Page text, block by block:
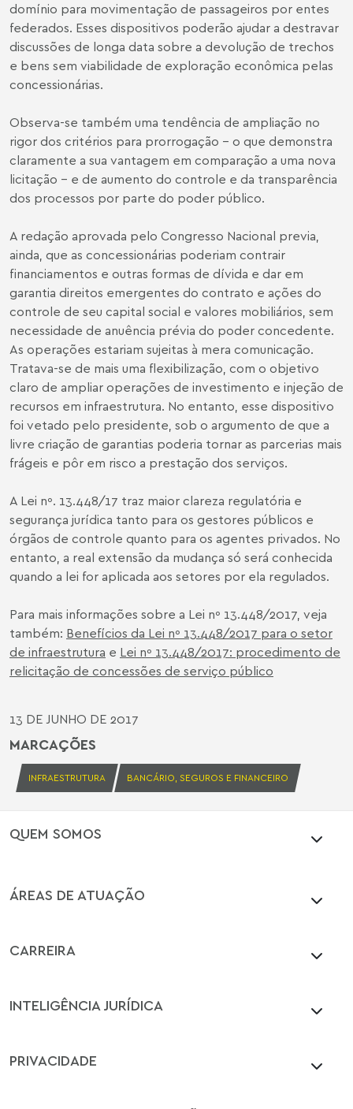
domínio para movimentação de passageiros por entes
federados. Esses dispositivos poderão ajudar a destravar
discussões de longa data sobre a devolução de trechos
e bens sem viabilidade de exploração econômica pelas
concessionárias.
Observa-se também uma tendência de ampliação no
rigor dos critérios para prorrogação – o que demonstra
claramente a sua vantagem em comparação a uma nova
licitação – e de aumento do controle e da transparência
dos processos por parte do poder público.
A redação aprovada pelo Congresso Nacional previa,
ainda, que as concessionárias poderiam contrair
financiamentos e outras formas de dívida e dar em
garantia direitos emergentes do contrato e ações do
controle de seu capital social e valores mobiliários, sem
necessidade de anuência prévia do poder concedente.
As operações estariam sujeitas à mera comunicação.
Tratava-se de mais uma flexibilização, com o objetivo
claro de ampliar operações de investimento e injeção de
recursos em infraestrutura. No entanto, esse dispositivo
foi vetado pelo presidente, sob o argumento de que a
livre criação de garantias poderia tornar as parcerias mais
frágeis e pôr em risco a prestação dos serviços.
A Lei nº. 13.448/17 traz maior clareza regulatória e
segurança jurídica tanto para os gestores públicos e
órgãos de controle quanto para os agentes privados. No
entanto, a real extensão da mudança só será conhecida
quando a lei for aplicada aos setores por ela regulados.
Para mais informações sobre a Lei nº 13.448/2017, veja
também: Benefícios da Lei nº 13.448/2017 para o setor
de infraestrutura e Lei nº 13.448/2017: procedimento de
relicitação de concessões de serviço público
13 DE JUNHO DE 2017
INFRAESTRUTURA BANCÁRIO, SEGUROS E FINANCEIRO
MARCAÇÕES
QUEM SOMOS
ÁREAS DE ATUAÇÃO
CARREIRA
INTELIGÊNCIA JURÍDICA
PRIVACIDADE